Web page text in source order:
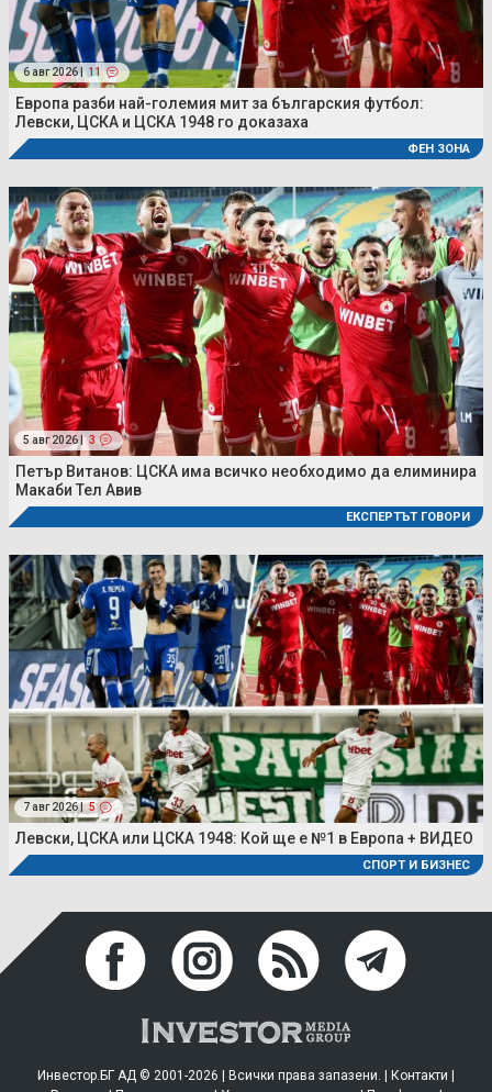
6 авг 2026 | 11
Европа разби най-големия мит за българския футбол:
Левски, ЦСКА и ЦСКА 1948 го доказаха
ФЕН ЗОНА
5 авг 2026 | 3
Петър Витанов: ЦСКА има всичко необходимо да елиминира
Макаби Тел Авив
ЕКСПЕРТЪТ ГОВОРИ
7 авг 2026 | 5
Левски, ЦСКА или ЦСКА 1948: Кой ще е №1 в Европа + ВИДЕО
СПОРТ И БИЗНЕС
Инвестор.БГ АД © 2001-2026 | Всички права запазени. | Контакти